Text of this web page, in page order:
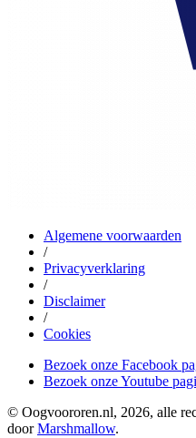
Algemene voorwaarden
/
Privacyverklaring
/
Disclaimer
/
Cookies
Bezoek onze Facebook
Bezoek onze Youtube
© Oogvoororen.nl, 2026, alle
doorMarshmallow.